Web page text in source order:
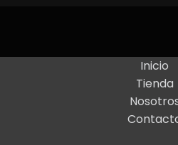
Inicio
Tienda